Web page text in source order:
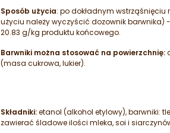
Sposób użycia: po dokładnym
użyciu należy wyczyścić dozownik
20.83 g/kg produktu końcowego.
Barwniki można stosować na powierzchnię:
(masa cukrowa, lukier).
Składniki:etanol (alkohol etylowy), barwniki:
zawierać śladowe ilości mleka, soi i